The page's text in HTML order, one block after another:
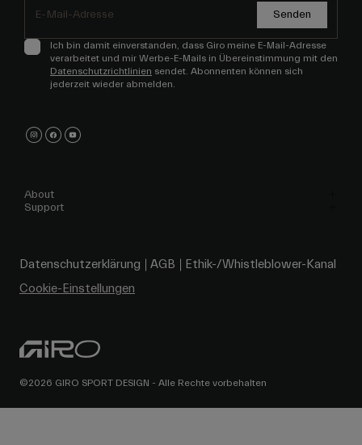
Senden
Ich bin damit einverstanden, dass Giro meine E-Mail-Adresse
verarbeitet und mir Werbe-E-Mails in Übereinstimmung mit den
Datenschutzrichtlinien sendet. Abonnenten können sich
jederzeit wieder abmelden.
About
Support
Datenschutzerklärung AGB
Ethik-/Whistleblower-Kanal
Cookie-Einstellungen
©2026 GIRO SPORT DESIGN - Alle Rechte vorbehalten